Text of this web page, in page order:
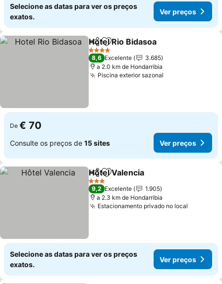
Selecione as datas para ver os preços
exatos.
Ver preços
PartilharAdicionar aos favoritos
Hotel Rio Bidasoa
4 Estrelas
8,6 Excelente
3.685
a 2.0 km de Hondarribia
Piscina exterior sazonal
De € 70
Consulte os preços de 15 sites Ver preços
PartilharAdicionar aos favoritos
Hôtel Valencia
3 Estrelas
9,2 Excelente
1.905
a 2.3 km de Hondarribia
Estacionamento privado no local
Selecione as datas para ver os preços
exatos.
Ver preços